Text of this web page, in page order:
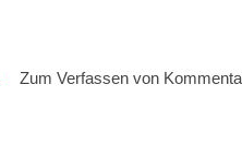
Zum Verfassen von